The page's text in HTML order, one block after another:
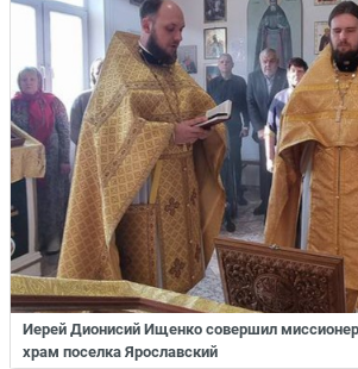
Иерей Дионисий Ищенко совершил
храм поселка Ярославский